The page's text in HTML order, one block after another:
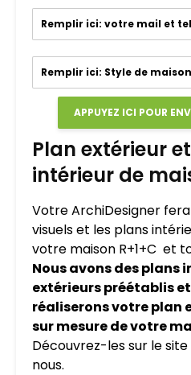
Plan extérieur
intérieur de
Votre ArchiDesigner
visuels et les plans
votre maison R+1+C et
Nous avons des plans
extérieurs préétablis
réaliserons votre plan
sur mesure de votre
Découvrez-les sur le
nous.